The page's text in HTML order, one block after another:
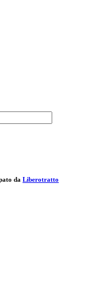
da Liberotratto